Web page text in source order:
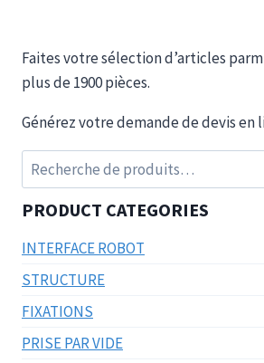
Faites votre sélection d’articles
plus de 1900 pièces.
Générez votre demande de devis en
Recherche
pour :
PRODUCT CATEGORIES
INTERFACE ROBOT
STRUCTURE
FIXATIONS
PRISE PAR VIDE